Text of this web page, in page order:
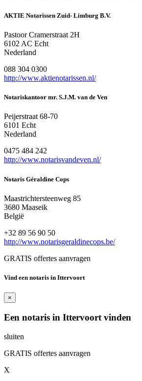
AKTIE Notarissen Zuid- Limburg B.V.
Pastoor Cramerstraat 2H
6102 AC Echt
Nederland
088 304 0300
http://www.aktienotarissen.nl/
Notariskantoor mr. S.J.M. van de Ven
Peijerstraat 68-70
6101 Echt
Nederland
0475 484 242
http://www.notarisvandeven.nl/
Notaris Géraldine Cops
Maastrichtersteenweg 85
3680 Maaseik
België
+32 89 56 90 50
http://www.notarisgeraldinecops.be/
GRATIS offertes aanvragen
Vind een notaris in Ittervoort
×
Een notaris in Ittervoort vinden
sluiten
GRATIS offertes aanvragen
X